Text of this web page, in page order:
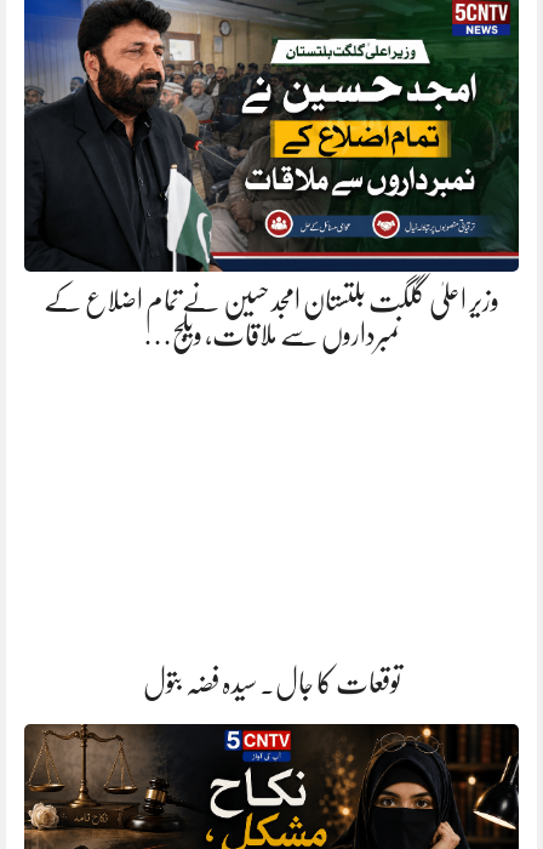
وزیر اعلیٰ گلگت بلتستان امجد حسین نے تمام اضلاع کے
نمبرداروں سے ملاقات، ویلج…
توقعات کا جال. سیدہ فضہ بتول